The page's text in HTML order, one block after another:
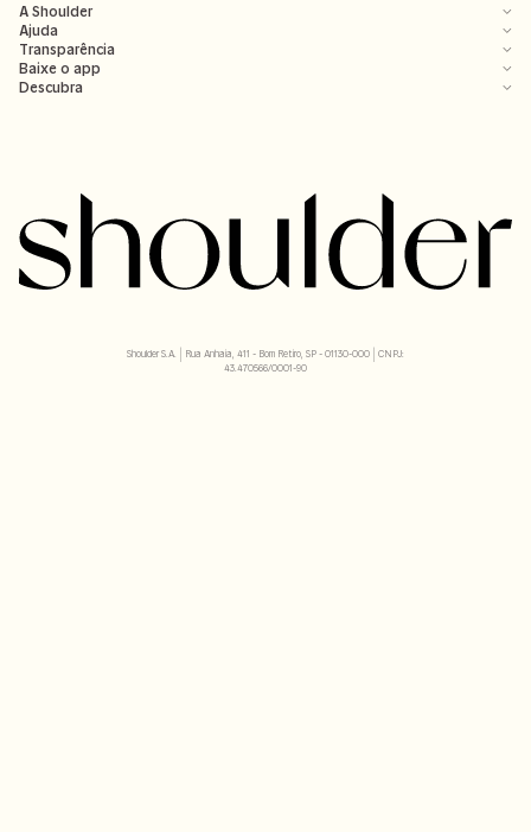
A Shoulder
Ajuda
Transparência
Baixe o app
Descubra
Shoulder S.A. | Rua Anhaia, 411 - Bom Retiro, SP - 01130-000 | CNPJ:
43.470566/0001-90